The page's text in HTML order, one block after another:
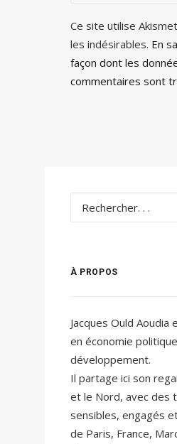
Ce site utilise
les indésirables. En
façon dont les
commentaires sont
À PROPOS
Jacques Ould Aoudia
en économie
développement.
Il partage ici son
et le Nord, avec des
sensibles, engagés
de Paris, France,